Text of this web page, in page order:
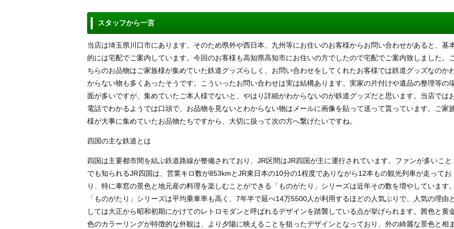
スタッフから一言
当店は埼玉県川口市にあります。そのため県外や西日本、九州等にお住いのお客様からお問い合わせがあると、基
的には宅配でご案内しています。今回のお客様も高知県高知市にお住いの方でしたので宅配でご案内致しました。こ
ちらのお品物はご家族様が集めていた鉄道グッズらしく、お問い合わせをしてくれたお客様では鉄道グッズなのか
からない物も多くあったそうです。こういったお問い合わせは実は結構あります。実家の片付けや遺品の整理等の
面が多いですが、集めていたご本人様でないと、やはり詳細がわからないのが鉄道グッズだと思います。当店では
電話でわかるようでは口頭で、お品物を見ないとわからない物はメールに画像を貼って送って貰っています。ご家
様が大事に集めていたお品物たちですから、大切に扱って次の方へ繋げたいですね。
四国の主な鉄道とは
四国は主要都市間を結ぶ鉄道路線が整備されており、JR区間はJR四国が主に運行されています。ファンが多いこと
でも知られるJR四国は、営業キロ数が853kmとJR東日本の10分の1程度でありながら12本もの観光列車が走ってお
り、特に車窓の景色と地元産の料理を楽しむことができる「ものがたり」シリーズは近年その数を増やしています。
「ものがたり」シリーズは平均乗車率も高く、7年半で延べ14万5500人が利用するほどの人気ぶりで、人気の理由と
しては大正から昭和初期にかけてのレトロモダンと呼ばれるデザインを踏襲している点が挙げられます。茜色と黄
色のカラーリングが特徴的な外観は、より夕陽に映えることを狙ったデザインとなっており、外の綺麗な景色と相ま